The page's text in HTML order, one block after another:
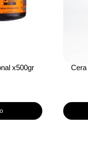
x500gr